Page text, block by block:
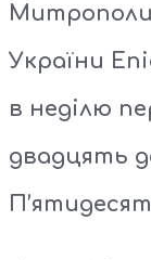
України
в неділю
двадцять